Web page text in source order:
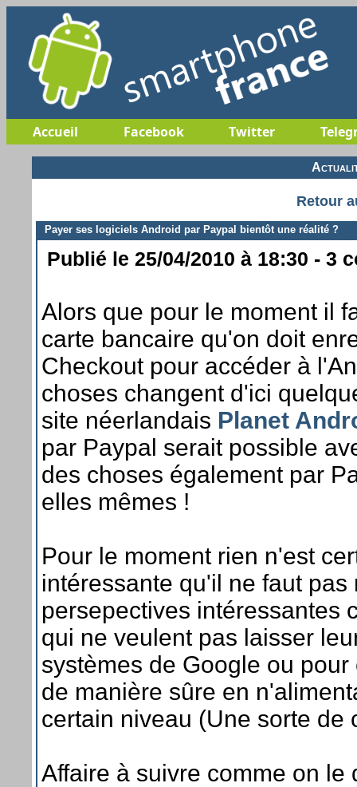
Accueil Facebook Twitter
Retour
Payer ses logiciels Android par Paypal bientôt une réalité ?
Publié le 25/04/2010 à 18:30 - 3
Alors que pour le moment il
carte bancaire qu'on doit
Checkout pour accéder à
choses changent d'ici
site néerlandais Planet
par Paypal serait possible
des choses également par
elles mêmes !
Pour le moment rien n'est
intéressante qu'il ne faut
persepectives intéressantes
qui ne veulent pas laisser
systèmes de Google ou
de manière sûre en
certain niveau (Une sorte de
Affaire à suivre comme on le